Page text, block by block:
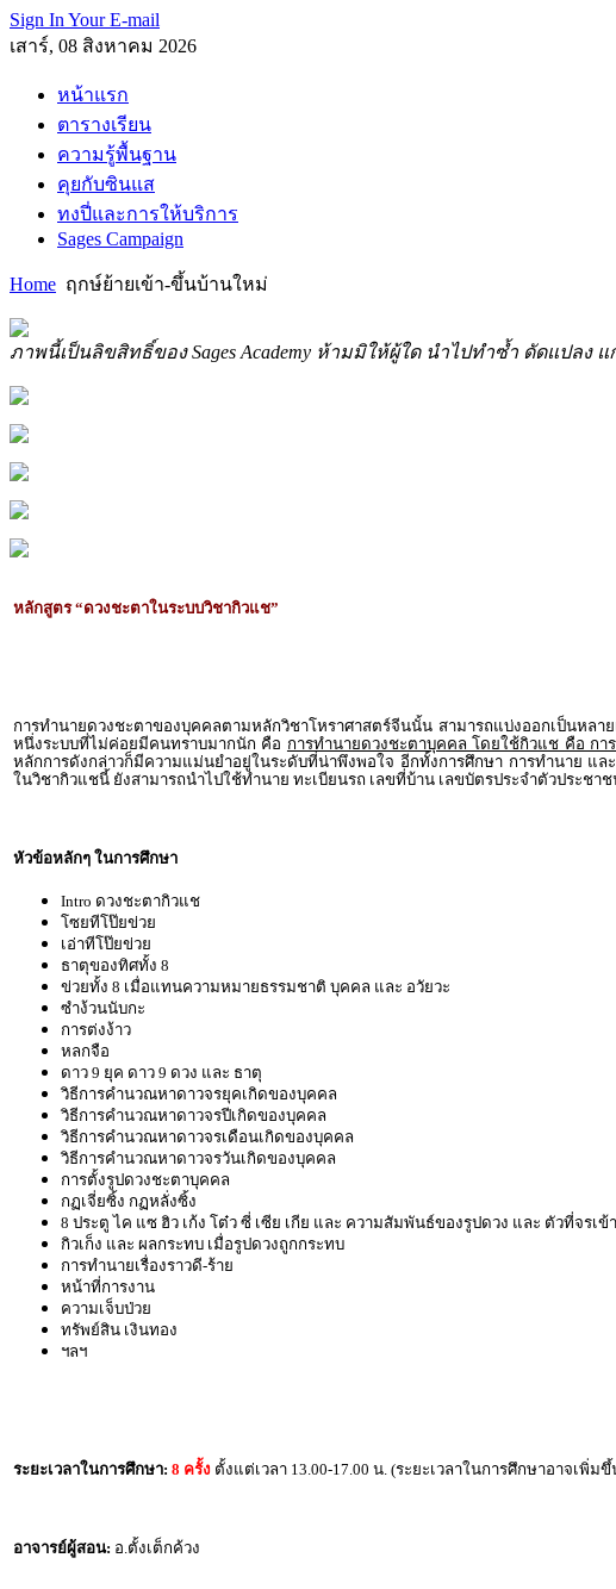
Sign In Your E-mail
เสาร์, 08 สิงหาคม 2026
หน้าแรก
ตารางเรียน
ความรู้พื้นฐาน
คุยกับซินแส
ทงปี่และการให้บริการ
Sages Campaign
Home ฤกษ์ย้ายเข้า-ขึ้นบ้านใหม่
ภาพนี้เป็นลิขสิทธิ์ของ Sages Academy ห้ามมิให้ผู้ใด นำไปทำซ้ำ ดัดแปลง
หลักสูตร “ดวงชะตาในระบบวิชากิวแช”
การทำนายดวงชะตาของบุคคลตามหลักวิชาโหราศาสตร์จีนนั้น สามารถแบ่งออกเป็นหล
หนึ่งระบบที่ไม่ค่อยมีคนทราบมากนัก คือ การทำนายดวงชะตาบุคคล โดยใช้กิวแช คือ ก
หลักการดังกล่าวก็มีความแม่นยำอยู่ในระดับที่น่าพึงพอใจ อีกทั้งการศึกษา การทำนาย แ
ในวิชากิวแชนี้ ยังสามารถนำไปใช้ทำนาย ทะเบียนรถ เลขที่บ้าน เลขบัตรประจำตัวประชา
หัวข้อหลักๆ ในการศึกษา
Intro ดวงชะตากิวแช
โซยทีโป๊ยข่วย
เอ่าทีโป๊ยข่วย
ธาตุของทิศทั้ง 8
ข่วยทั้ง 8 เมื่อแทนความหมายธรรมชาติ บุคคล และ อวัยวะ
ซำง้วนนับกะ
การต่งง้าว
หลกจือ
ดาว 9 ยุค ดาว 9 ดวง และ ธาตุ
วิธีการคำนวณหาดาวจรยุคเกิดของบุคคล
วิธีการคำนวณหาดาวจรปีเกิดของบุคคล
วิธีการคำนวณหาดาวจรเดือนเกิดของบุคคล
วิธีการคำนวณหาดาวจรวันเกิดของบุคคล
การตั้งรูปดวงชะตาบุคคล
กฏเจี่ยซิ้ง กฏหลั่งซิ้ง
8 ประตู ไค แซ ฮิว เก้ง โต๋ว ซี่ เซีย เกีย และ ความสัมพันธ์ของรูปดวง และ ตัวที่จรเข้
กิวเก็ง และ ผลกระทบ เมื่อรูปดวงถูกกระทบ
การทำนายเรื่องราวดี-ร้าย
หน้าที่การงาน
ความเจ็บป่วย
ทรัพย์สิน เงินทอง
ฯลฯ
ระยะเวลาในการศึกษา: 8 ครั้ง ตั้งแต่เวลา 13.00-17.00 น. (ระยะเวลาในการศึกษาอาจเ
อาจารย์ผู้สอน: อ.ตั้งเต็กค้วง